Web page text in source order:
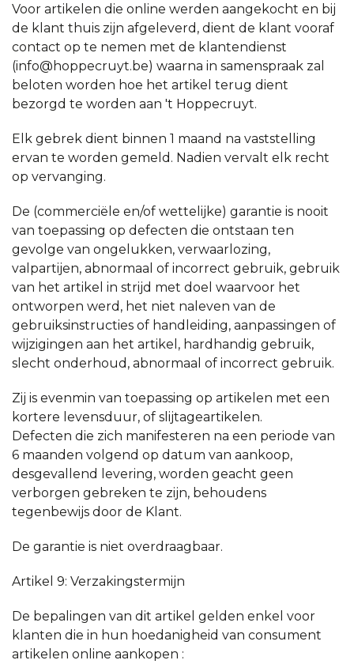
Voor artikelen die online werden aangekocht en bij
de klant thuis zijn afgeleverd, dient de klant vooraf
contact op te nemen met de klantendienst
(info@hoppecruyt.be) waarna in samenspraak zal
beloten worden hoe het artikel terug dient
bezorgd te worden aan 't Hoppecruyt.
Elk gebrek dient binnen 1 maand na vaststelling
ervan te worden gemeld. Nadien vervalt elk recht
op vervanging.
De (commerciële en/of wettelijke) garantie is nooit
van toepassing op defecten die ontstaan ten
gevolge van ongelukken, verwaarlozing,
valpartijen, abnormaal of incorrect gebruik, gebruik
van het artikel in strijd met doel waarvoor het
ontworpen werd, het niet naleven van de
gebruiksinstructies of handleiding, aanpassingen of
wijzigingen aan het artikel, hardhandig gebruik,
slecht onderhoud, abnormaal of incorrect gebruik.
Zij is evenmin van toepassing op artikelen met een
kortere levensduur, of slijtageartikelen.
Defecten die zich manifesteren na een periode van
6 maanden volgend op datum van aankoop,
desgevallend levering, worden geacht geen
verborgen gebreken te zijn, behoudens
tegenbewijs door de Klant.
De garantie is niet overdraagbaar.
Artikel 9: Verzakingstermijn
De bepalingen van dit artikel gelden enkel voor
klanten die in hun hoedanigheid van consument
artikelen online aankopen :